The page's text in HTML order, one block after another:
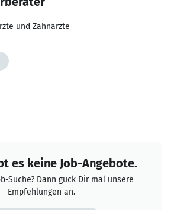
und Zahnärzte
es keine Job-Angebote.
Suche? Dann guck Dir mal unsere
Empfehlungen an.